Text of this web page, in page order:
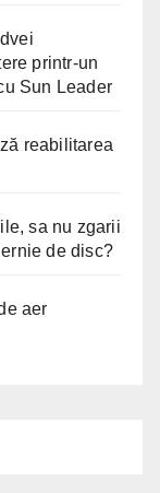
printr-un
Sun Leader
reabilitarea
sa nu zgarii
de disc?
aer